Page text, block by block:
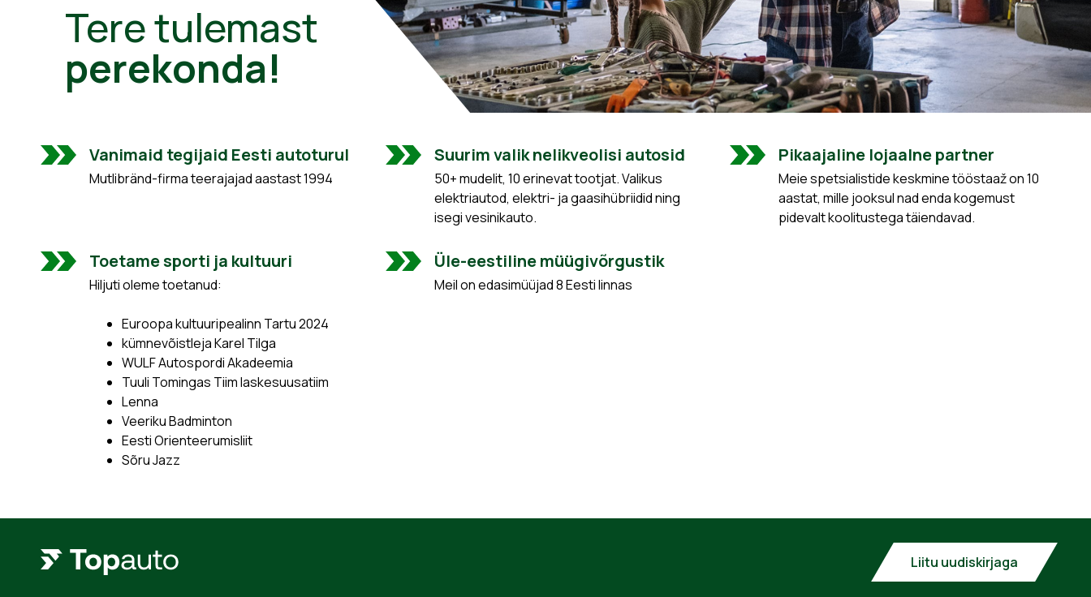
Tere tulemast
perekonda!
Vanimaid tegijaid Eesti autoturul
Mutlibränd-firma teerajajad aastast 1994
Suurim valik nelikveolisi autosid
50+ mudelit, 10 erinevat tootjat. Valikus
elektriautod, elektri- ja gaasihübriidid ning
isegi vesinikauto.
Pikaajaline lojaalne partner
Meie spetsialistide keskmine tööstaaž on 10
aastat, mille jooksul nad enda kogemust
pidevalt koolitustega täiendavad.
Toetame sporti ja kultuuri
Hiljuti oleme toetanud:
Euroopa kultuuripealinn Tartu 2024
kümnevõistleja Karel Tilga
WULF Autospordi Akadeemia
Tuuli Tomingas Tiim laskesuusatiim
Lenna
Veeriku Badminton
Eesti Orienteerumisliit
Sõru Jazz
Üle-eestiline müügivõrgustik
Meil on edasimüüjad 8 Eesti linnas
Liitu uudiskirjaga